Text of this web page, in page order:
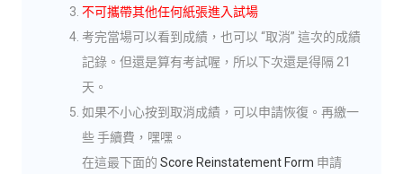
不可攜帶其他任何紙張進入試場
考完當場可以看到成績，也可以 “取消” 這次的成績
記錄。但還是算有考試喔，所以下次還是得隔 21
天。
如果不小心按到取消成績，可以申請恢復。再繳一
些 手續費，嘿嘿。
在這最下面的 Score Reinstatement Form 申請